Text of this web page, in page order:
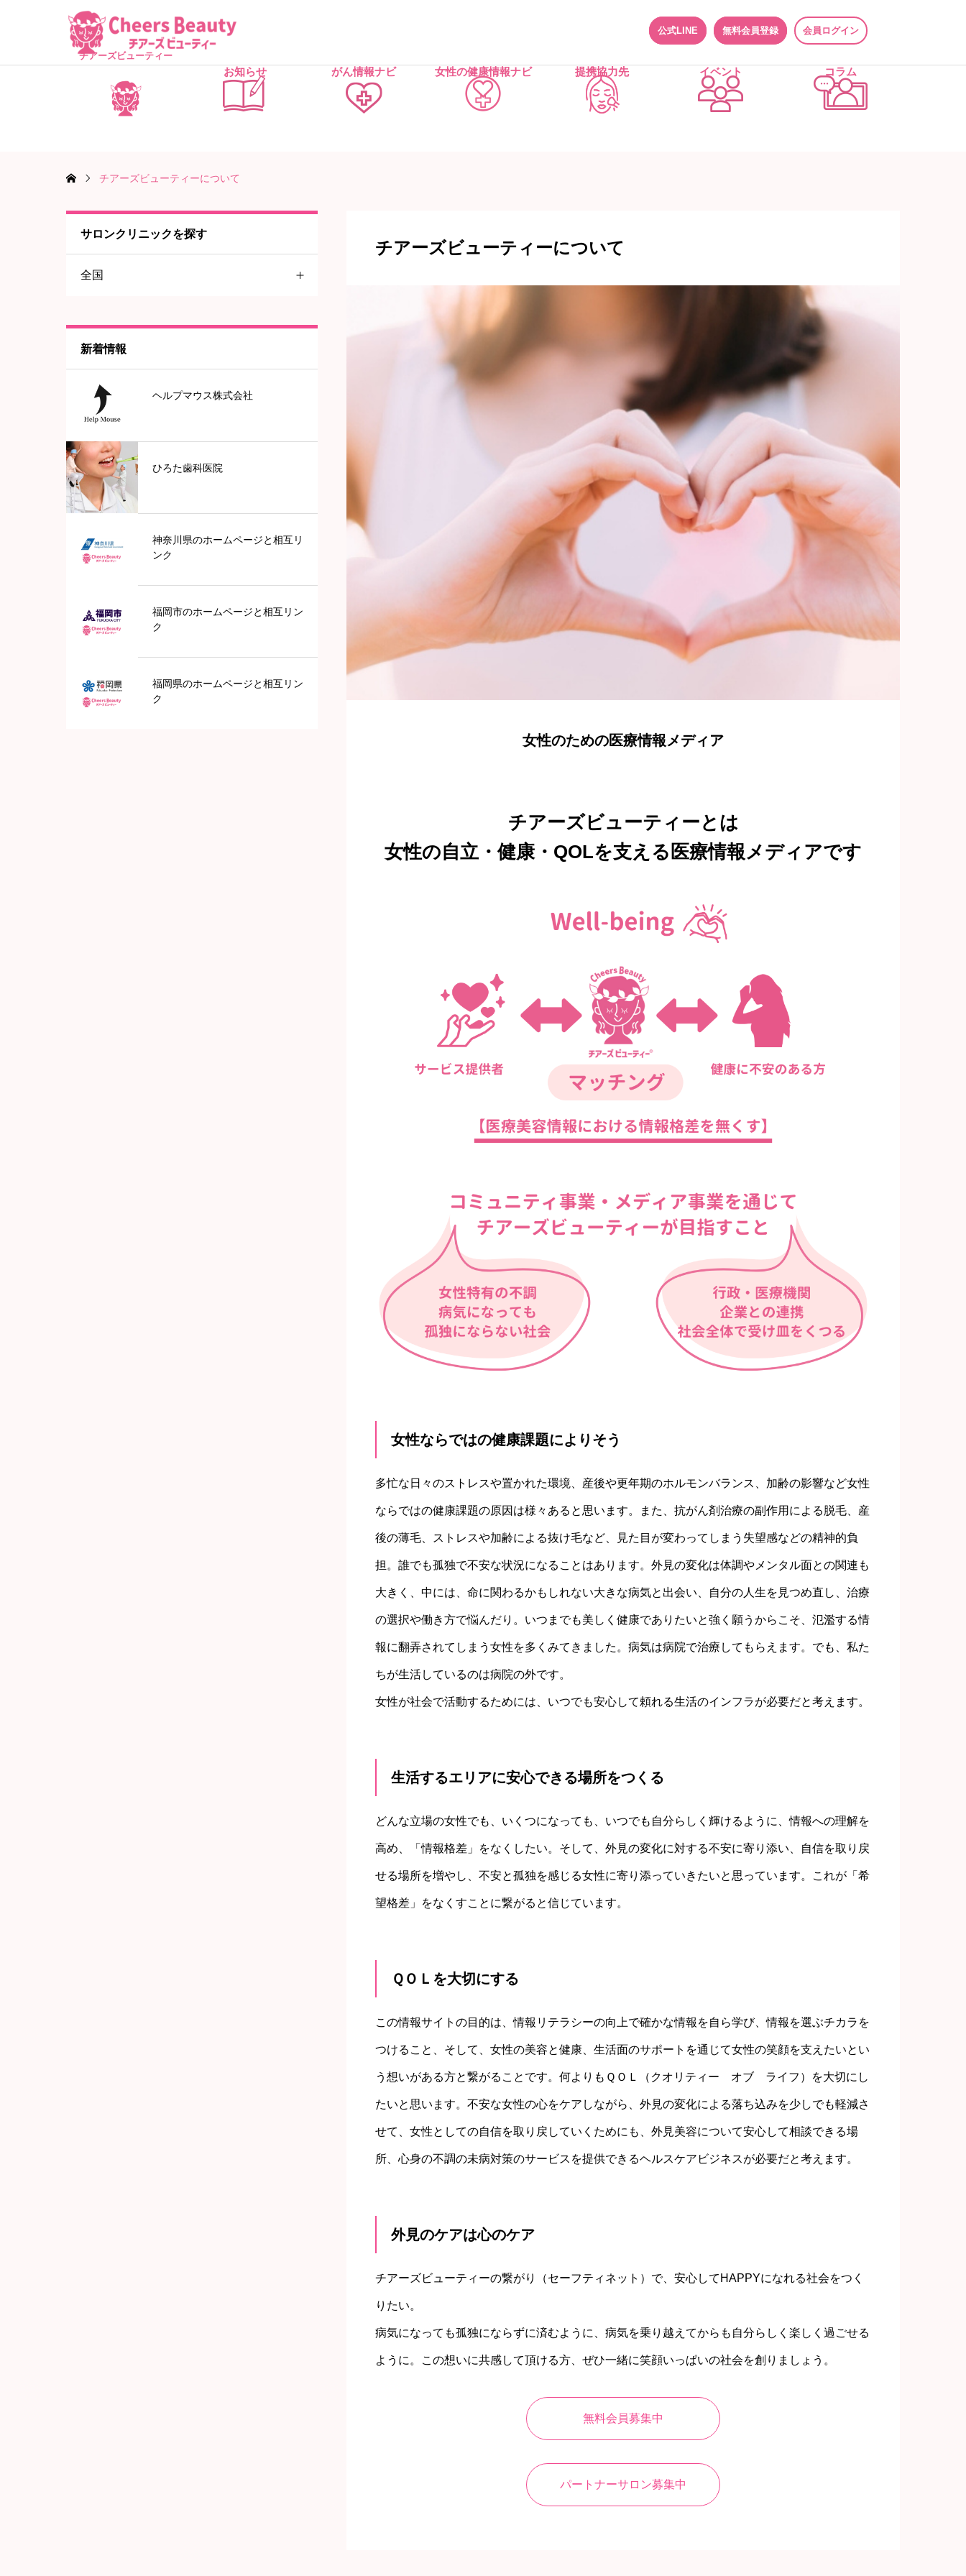
公式LINE 無料会員登録 会員ログイン
チアーズビューティー
お知らせ がん情報ナビ 女性の健康情報ナビ 提携協力先 イベント コラム
チアーズビューティーについて
チアーズビューティーについて
女性のための医療情報メディア
チアーズビューティーとは
女性の自立・健康・QOLを支える医療情報メディアです
女性ならではの健康課題によりそう
多忙な日々のストレスや置かれた環境、産後や更年期のホルモンバランス、加齢の影響など女性
ならではの健康課題の原因は様々あると思います。また、抗がん剤治療の副作用による脱毛、産
後の薄毛、ストレスや加齢による抜け毛など、見た目が変わってしまう失望感などの精神的負
担。誰でも孤独で不安な状況になることはあります。外見の変化は体調やメンタル面との関連も
大きく、中には、命に関わるかもしれない大きな病気と出会い、自分の人生を見つめ直し、治療
の選択や働き方で悩んだり。いつまでも美しく健康でありたいと強く願うからこそ、氾濫する情
報に翻弄されてしまう女性を多くみてきました。病気は病院で治療してもらえます。でも、私た
ちが生活しているのは病院の外です。
女性が社会で活動するためには、いつでも安心して頼れる生活のインフラが必要だと考えます。
生活するエリアに安心できる場所をつくる
どんな立場の女性でも、いくつになっても、いつでも自分らしく輝けるように、情報への理解を
高め、「情報格差」をなくしたい。そして、外見の変化に対する不安に寄り添い、自信を取り戻
せる場所を増やし、不安と孤独を感じる女性に寄り添っていきたいと思っています。これが「希
望格差」をなくすことに繋がると信じています。
ＱＯＬを大切にする
この情報サイトの目的は、情報リテラシーの向上で確かな情報を自ら学び、情報を選ぶチカラを
つけること、そして、女性の美容と健康、生活面のサポートを通じて女性の笑顔を支えたいとい
う想いがある方と繋がることです。何よりもＱＯＬ（クオリティー オブ ライフ）を大切にし
たいと思います。不安な女性の心をケアしながら、外見の変化による落ち込みを少しでも軽減さ
せて、女性としての自信を取り戻していくためにも、外見美容について安心して相談できる場
所、心身の不調の未病対策のサービスを提供できるヘルスケアビジネスが必要だと考えます。
外見のケアは心のケア
チアーズビューティーの繋がり（セーフティネット）で、安心してHAPPYになれる社会をつく
りたい。
病気になっても孤独にならずに済むように、病気を乗り越えてからも自分らしく楽しく過ごせる
ように。この想いに共感して頂ける方、ぜひ一緒に笑顔いっぱいの社会を創りましょう。
無料会員募集中
パートナーサロン募集中
サロンクリニックを探す
全国
東京
中部地方
愛知
滋賀
鹿児島
新着情報
ヘルプマウス株式会社
ひろた歯科医院
神奈川県のホームページと相互リ
ンク
福岡市のホームページと相互リン
ク
福岡県のホームページと相互リン
ク